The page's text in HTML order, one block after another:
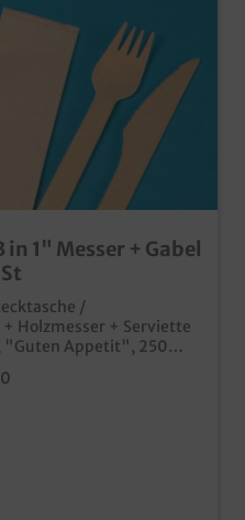
/
Holzmesser + Serviette
"Guten Appetit", 250
Einweg
Birkenholz, schnell